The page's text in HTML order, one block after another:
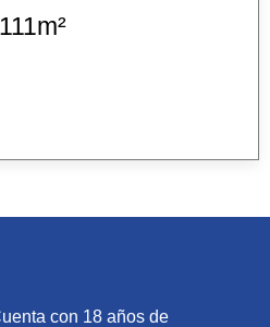
111m²
con 18 años de